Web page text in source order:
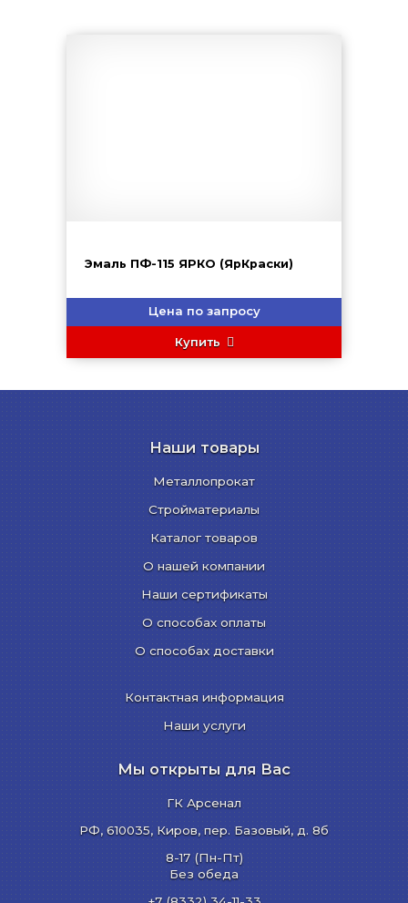
Эмаль ПФ-115 ЯРКО (ЯрКраски)
Цена по запросу
Купить
Наши товары
Металлопрокат
Стройматериалы
Каталог товаров
О нашей компании
Наши сертификаты
О способах оплаты
О способах доставки
Контактная информация
Наши услуги
Мы открыты для Вас
ГК Арсенал
РФ, 610035, Киров, пер. Базовый, д. 8б
8-17 (Пн-Пт)
Без обеда